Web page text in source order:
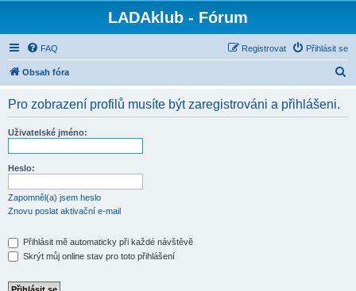
LADAklub - Fórum
FAQ Přihlásit se
Registrovat
Obsah fóra
Pro zobrazení profilů musíte být zaregistrováni a přihlášeni.
Uživatelské jméno:
Heslo:
Zapomněl(a) jsem heslo
Znovu poslat aktivační e-mail
Přihlásit mě automaticky při každé návštěvě
Skrýt můj online stav pro toto přihlášení